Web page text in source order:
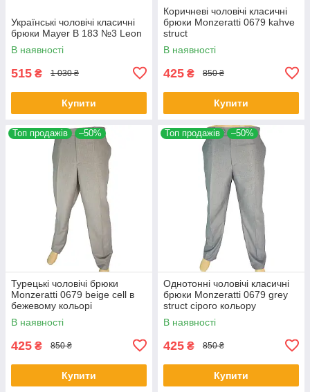
Українські чоловічі класичні
брюки Mayer B 183 №3 Leon
В наявності
515 ₴ 1 030 ₴
Купити
Коричневі чоловічі класичні
брюки Monzeratti 0679 kahve
struct
В наявності
425 ₴ 850 ₴
Купити
Топ продажів –50%
Турецькі чоловічі брюки
Monzeratti 0679 beige cell в
бежевому кольорі
В наявності
425 ₴ 850 ₴
Купити
Топ продажів –50%
Однотонні чоловічі класичні
брюки Monzeratti 0679 grey
struct сірого кольору
В наявності
425 ₴ 850 ₴
Купити